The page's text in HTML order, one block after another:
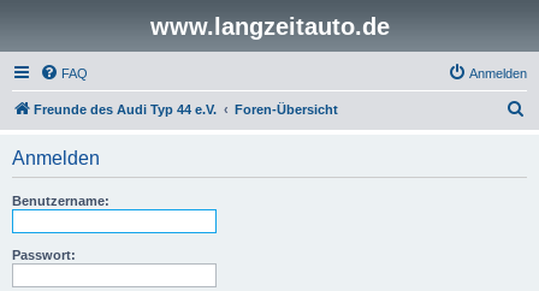
www.langzeitauto.de
FAQ Anmelden
Freunde des Audi Typ 44 e.V. Foren-Übersicht
Anmelden
Benutzername:
Passwort: